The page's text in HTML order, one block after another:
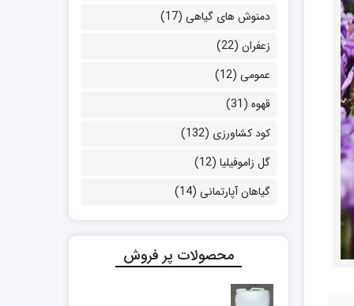
دمنوش های گیاهی (17)
زعفران (22)
عمومی (12)
قهوه (31)
کود کشاورزی (132)
گل زاموفیلیا (12)
گیاهان آپارتمانی (14)
محصولات پر فروش